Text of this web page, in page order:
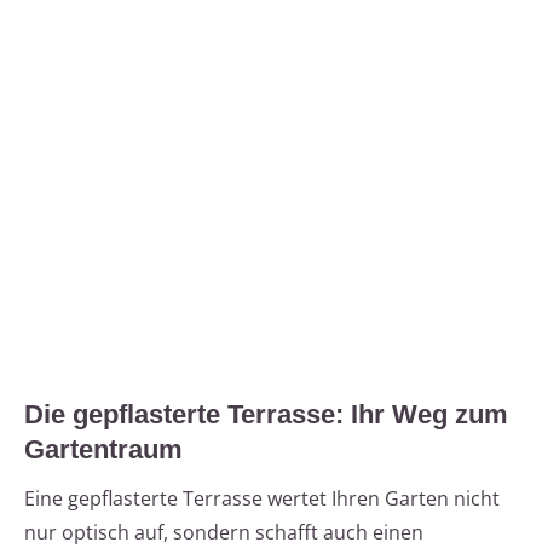
Die gepflasterte Terrasse: Ihr Weg zum
Gartentraum
Eine gepflasterte Terrasse wertet Ihren Garten nicht
nur optisch auf, sondern schafft auch einen